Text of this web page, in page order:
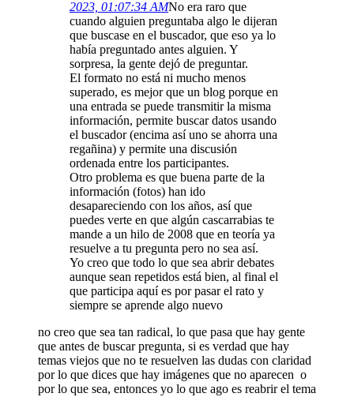
2023, 01:07:34 AMNo era raro que
cuando alguien preguntaba algo le dijeran
que buscase en el buscador, que eso ya lo
había preguntado antes alguien. Y
sorpresa, la gente dejó de preguntar.
El formato no está ni mucho menos
superado, es mejor que un blog porque en
una entrada se puede transmitir la misma
información, permite buscar datos usando
el buscador (encima así uno se ahorra una
regañina) y permite una discusión
ordenada entre los participantes.
Otro problema es que buena parte de la
información (fotos) han ido
desapareciendo con los años, así que
puedes verte en que algún cascarrabias te
mande a un hilo de 2008 que en teoría ya
resuelve a tu pregunta pero no sea así.
Yo creo que todo lo que sea abrir debates
aunque sean repetidos está bien, al final el
que participa aquí es por pasar el rato y
siempre se aprende algo nuevo
no creo que sea tan radical, lo que pasa que hay gente
que antes de buscar pregunta, si es verdad que hay
temas viejos que no te resuelven las dudas con claridad
por lo que dices que hay imágenes que no aparecen o
por lo que sea, entonces yo lo que ago es reabrir el tema